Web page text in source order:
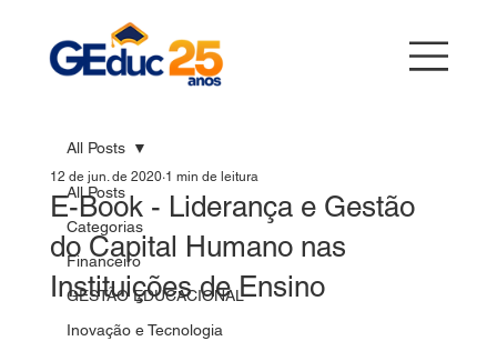
All Posts
Categorias
Financeiro
GESTÃO EDUCACIONAL
Inovação e Tecnologia
All Posts
E-Book - Liderança e Gestão
do Capital Humano nas
Instituições de Ensino
12 de jun. de 2020 1 min de leitura